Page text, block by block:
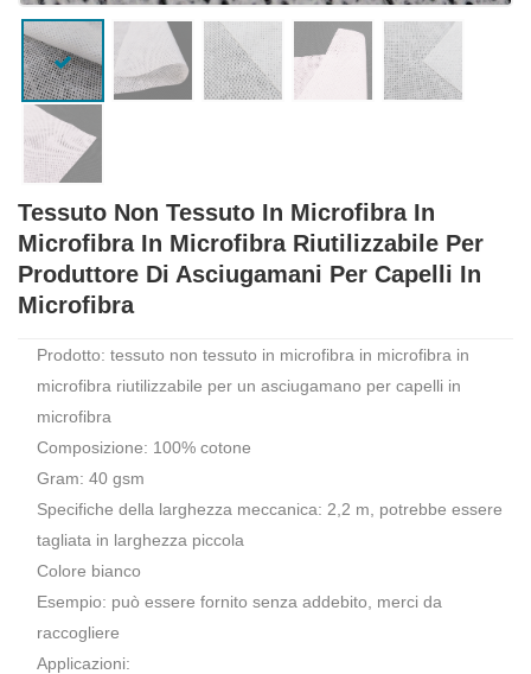
Tessuto Non Tessuto In Microfibra In
Microfibra In Microfibra Riutilizzabile Per
Produttore Di Asciugamani Per Capelli In
Microfibra
Prodotto: tessuto non tessuto in microfibra in microfibra in
microfibra riutilizzabile per un asciugamano per capelli in
microfibra
Composizione: 100% cotone
Gram: 40 gsm
Specifiche della larghezza meccanica: 2,2 m, potrebbe essere
tagliata in larghezza piccola
Colore bianco
Esempio: può essere fornito senza addebito, merci da
raccogliere
Applicazioni: